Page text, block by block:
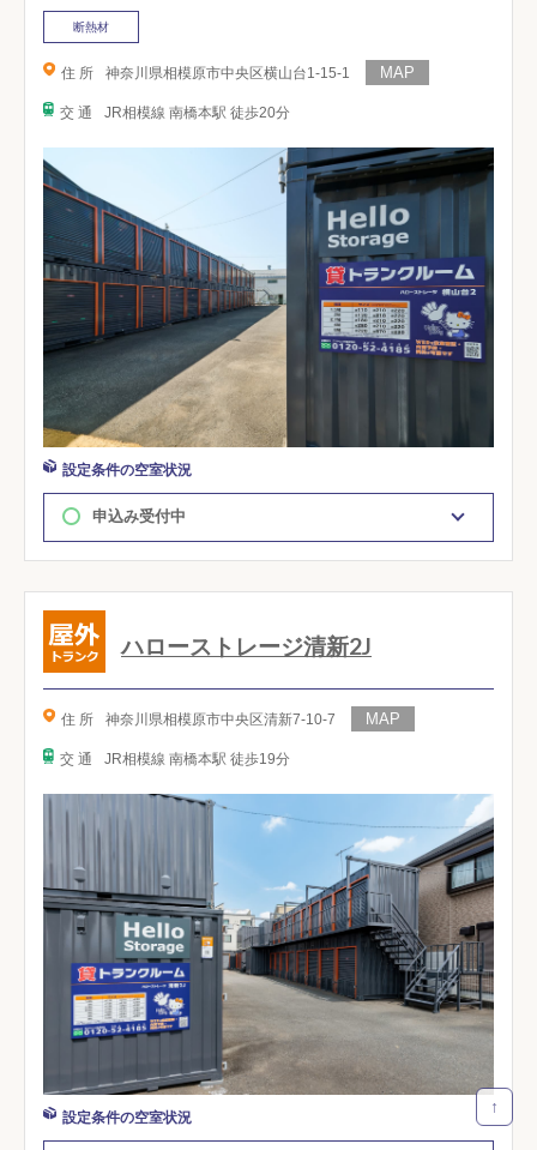
↑
断熱材
住 所 神奈川県相模原市中央区横山台1-15-1
交 通 JR相模線 南橋本駅 徒歩20分
設定条件の空室状況
申込み受付中
ハローストレージ清新2J
住 所 神奈川県相模原市中央区清新7-10-7
交 通 JR相模線 南橋本駅 徒歩19分
設定条件の空室状況